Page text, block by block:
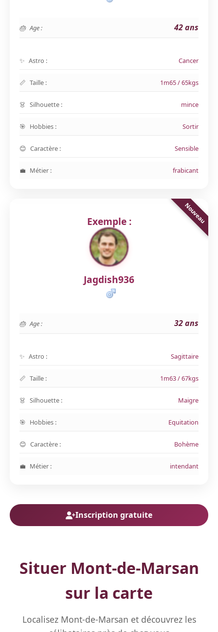
Age : 42 ans
Astro : Cancer
Taille : 1m65 / 65kgs
Silhouette : mince
Hobbies : Sortir
Caractère : Sensible
Métier : frabicant
Exemple :
Jagdish936
Age : 32 ans
Astro : Sagittaire
Taille : 1m63 / 67kgs
Silhouette : Maigre
Hobbies : Equitation
Caractère : Bohème
Métier : intendant
Inscription gratuite
Situer Mont-de-Marsan
sur la carte
Localisez Mont-de-Marsan et découvrez les